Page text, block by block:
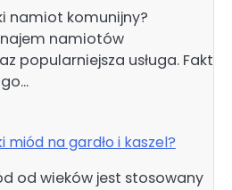
namiot komunijny?
namiotów
popularniejsza usługa. Fakt
miód na gardło i kaszel?
od wieków jest stosowany